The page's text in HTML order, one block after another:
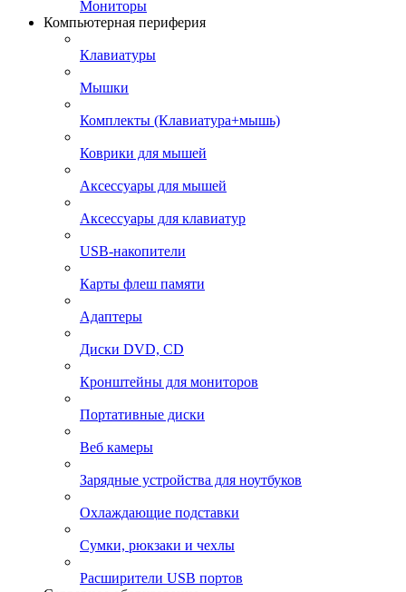
Мониторы
Компьютерная периферия
Клавиатуры
Мышки
Комплекты (Клавиатура+мышь)
Коврики для мышей
Аксессуары для мышей
Аксессуары для клавиатур
USB-накопители
Карты флеш памяти
Адаптеры
Диски DVD, CD
Кронштейны для мониторов
Портативные диски
Веб камеры
Зарядные устройства для ноутбуков
Охлаждающие подставки
Сумки, рюкзаки и чехлы
Расширители USB портов